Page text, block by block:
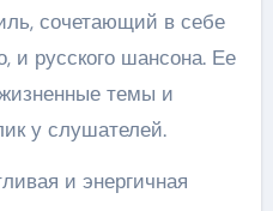
сочетающий в себе
и русского шансона. Ее
темы и
у слушателей.
и энергичная